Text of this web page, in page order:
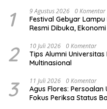
1 9 Agustus 2026 0 Komentar
Festival Gebyar
Resmi Dibuka,
2 10 Juli 2026 0 Komentar
Tips Alumni
Multinasional
3 11 Juli 2026 0 Komentar
Agus Flores: Persoalan
Fokus Periksa Status